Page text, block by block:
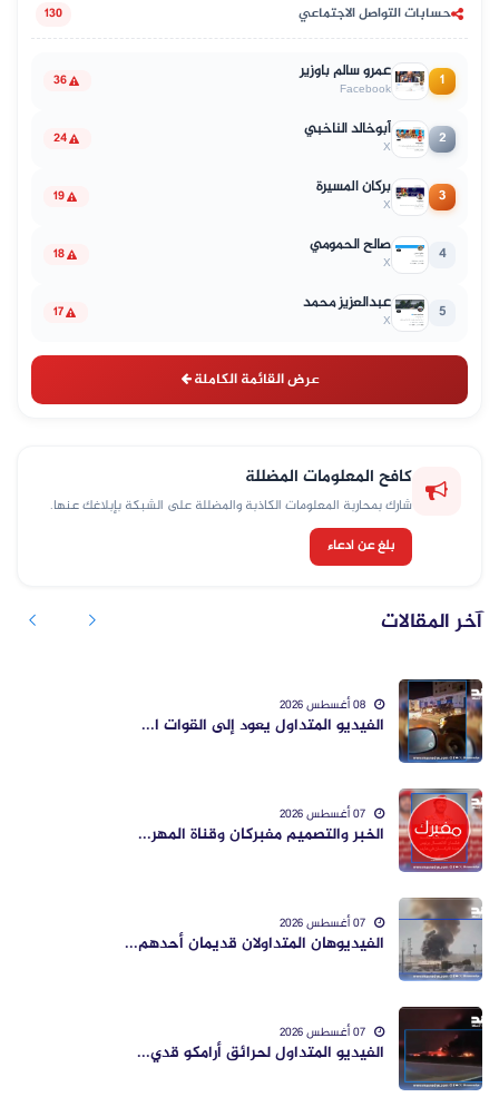
حسابات التواصل الاجتماعي 130
1 عمرو سالم باوزير
Facebook
36
2 أبوخالد الناخبي
X
24
3 بركان المسيرة
X
19
4 صالح الحمومي
X
18
5 عبدالعزيز محمد
X
17
عرض القائمة الكاملة
كافح المعلومات المضللة
شارك بمحاربة المعلومات الكاذبة والمضللة على الشبكة بإبلاغك عنها.
بلغ عن ادعاء
آخر المقالات
الفيديو المتداول يعود إلى القوات ا...
الخبر والتصميم مفبركان وقناة المهر...
الفيديوهان المتداولان قديمان أحدهم...
الفيديو المتداول لحرائق أرامكو قدي...